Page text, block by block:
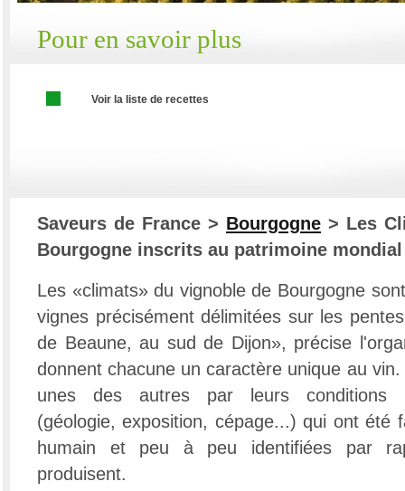
Pour en savoir plus
Voir la liste de recettes
Saveurs de France > Bourgogne > Les
Bourgogne inscrits au patrimoine
Les «climats» du vignoble de Bourgogne
vignes précisément délimitées sur les
de Beaune, au sud de Dijon», précise
donnent chacune un caractère unique au
unes des autres par leurs conditions
(géologie, exposition, cépage...) qui ont été
humain et peu à peu identifiées par
produisent.